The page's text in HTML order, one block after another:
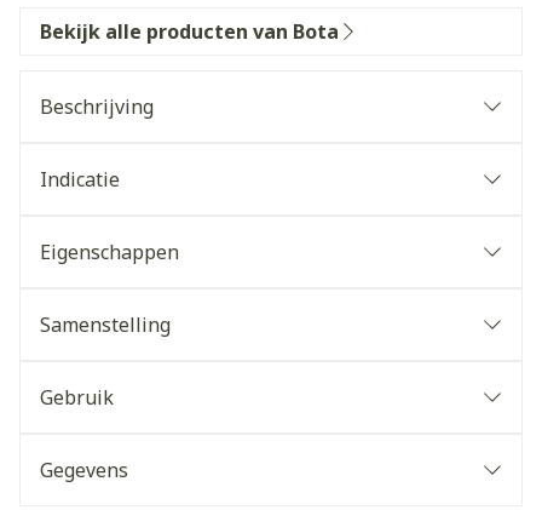
Bekijk alle producten van Bota
Beschrijving
Indicatie
Eigenschappen
Samenstelling
Gebruik
Gegevens